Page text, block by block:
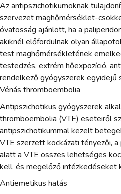
Az antipszichotikumoknak
szervezet maghőmérséklet-
óvatosság ajánlott, ha a
akiknél előfordulnak olyan
test maghőmérsékletének
testedzés, extrém hőexpozíció,
rendelkező gyógyszerek egyidejű
Vénás thromboembolia
Antipszichotikus gyógyszerek
thromboembolia (VTE) eseteiről
antipszichotikummal kezelt
VTE szerzett kockázati tényezői,
alatt a VTE összes lehetséges
kell, és megelőző intézkedéseket
Antiemetikus hatás